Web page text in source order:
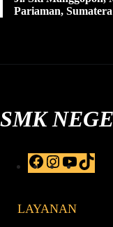
Pariaman,
SMK
F
a
b
I
n
a
Y
o
i
LAYANAN